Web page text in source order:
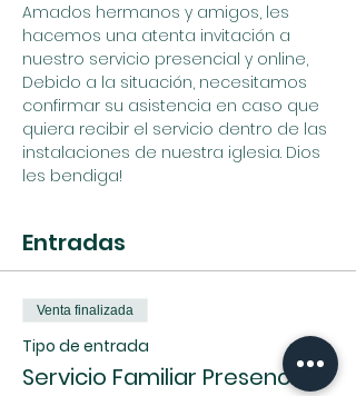
Amados hermanos y amigos, les
hacemos una atenta invitación a
nuestro servicio presencial y online,
Debido a la situación, necesitamos
confirmar su asistencia en caso que
quiera recibir el servicio dentro de las
instalaciones de nuestra iglesia. Dios
les bendiga!
Entradas
Venta finalizada
Tipo de entrada
Servicio Familiar Presencial